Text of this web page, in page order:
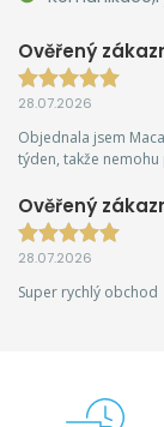
Ověřený
28.07.2026
Objednala jsem
týden, takže
Ověřený
28.07.2026
Super rychlý obchod